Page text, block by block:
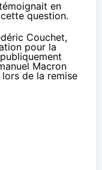
en
question.
Couchet,
pour la
Macron
de la remise